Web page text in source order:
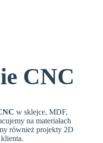
CNC
w sklejce, MDF,
na materiałach
również projekty 2D